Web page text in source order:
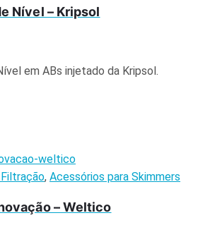
Nível – Kripsol
em ABs injetado da Kripsol.
, Acessórios para Skimmers
– Weltico